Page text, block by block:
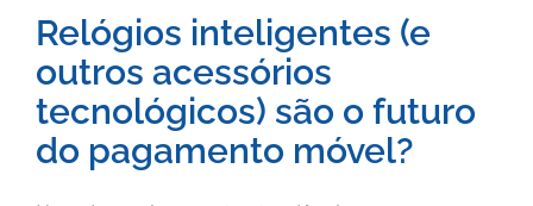
Relógios inteligentes (e
outros acessórios
tecnológicos) são o futuro
do pagamento móvel?